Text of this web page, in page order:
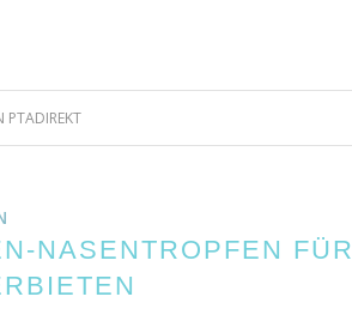
PTADIREKT
NASENTROPFEN FÜR